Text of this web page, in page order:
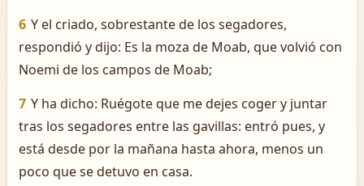
6 Y el criado, sobrestante de los segadores,
respondió y dijo: Es la moza de Moab, que volvió con
Noemi de los campos de Moab;
7 Y ha dicho: Ruégote que me dejes coger y juntar
tras los segadores entre las gavillas: entró pues, y
está desde por la mañana hasta ahora, menos un
poco que se detuvo en casa.